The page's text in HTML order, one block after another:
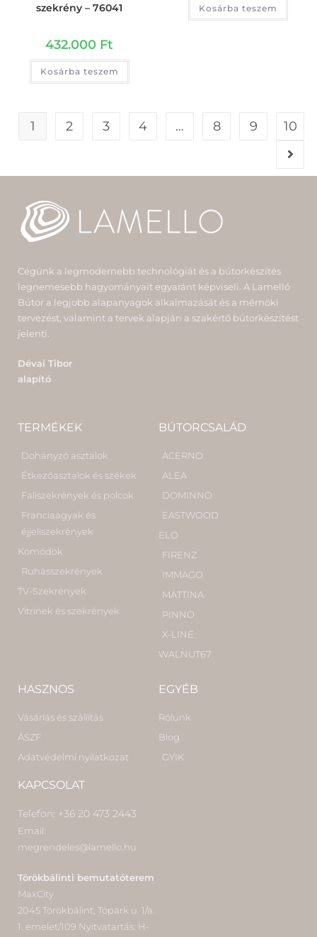
szekrény – 76041
432.000 Ft
Kosárba teszem
Kosárba teszem
1 2 3 4 … 8 9 10
Cégünk a legmodernebb technológiát és a bútorkészítés
legnemesebb hagyományait egyaránt képviseli. A Lamelló
Bútor a legjobb alapanyagok alkalmazását és a mérnöki
tervezést, valamint a tervek alapján a szakértő bútorkészítést
jelenti.
Dévai Tibor
alapító
TERMÉKEK
Dohányzó asztalok
Étkezőasztalok és székek
Faliszekrények és polcok
Franciaágyak és
éjjeliszekrények
Komódok
Ruhásszekrények
TV-Szekrények
Vitrinek és szekrények
BÚTORCSALÁD
ACERNO
ALEA
DOMINNO
EASTWOOD
ELO
FIRENZ
IMMAGO
MATTINA
PINNO
X-LINE
WALNUT67
HASZNOS
Vásárlás és szállítás
ÁSZF
Adatvédelmi nyilatkozat
KAPCSOLAT
Telefon: +36 20 473 2443
Email:
megrendeles@lamello.hu
Törökbálinti bemutatóterem
MaxCity
2045 Törökbálint, Tópark u. 1/a.
1. emelet/109 Nyitvatartás: H-
EGYÉB
Rólunk
Blog
GYIK